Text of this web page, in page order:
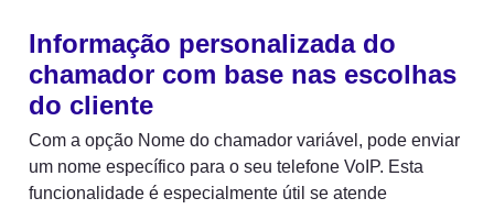
Informação personalizada do
chamador com base nas escolhas
do cliente
Com a opção Nome do chamador variável, pode enviar
um nome específico para o seu telefone VoIP. Esta
funcionalidade é especialmente útil se atende